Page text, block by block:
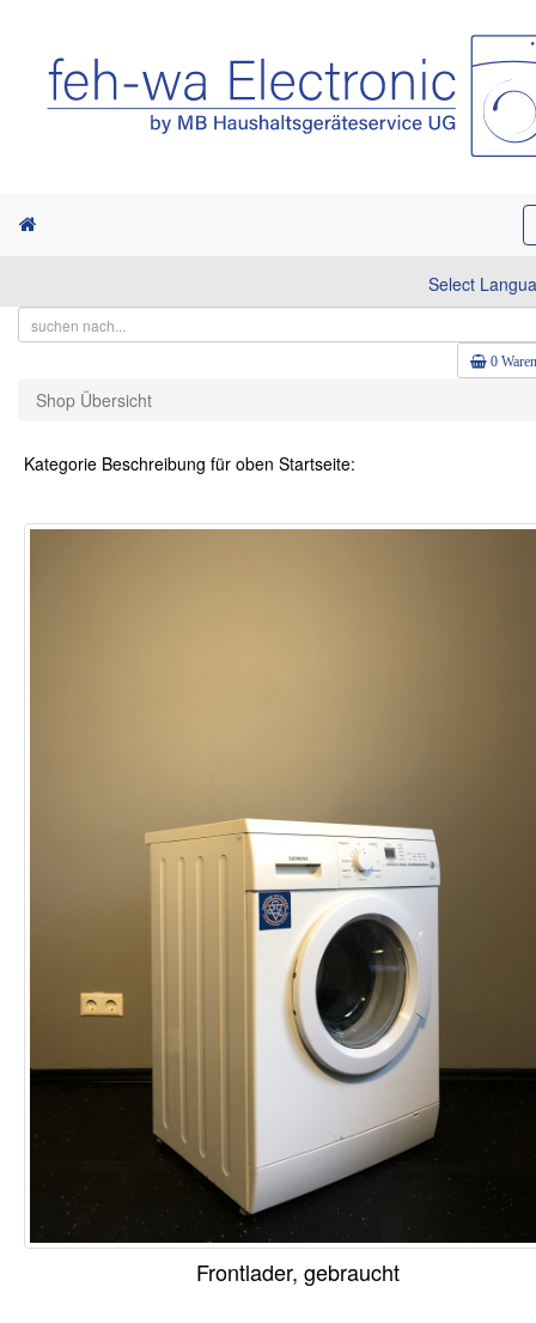
Select
0
Shop Übersicht
Kategorie Beschreibung für oben Startseite:
Frontlader, gebraucht